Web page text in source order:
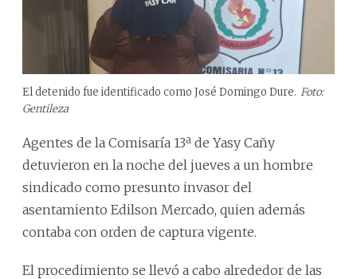
El detenido fue identificado como José Domingo Dure. Foto:
Gentileza
Agentes de la Comisaría 13ª de Yasy Cañy
detuvieron en la noche del jueves a un hombre
sindicado como presunto invasor del
asentamiento Edilson Mercado, quien además
contaba con orden de captura vigente.
El procedimiento se llevó a cabo alrededor de las